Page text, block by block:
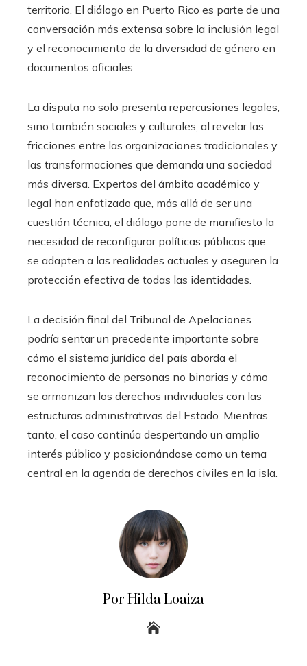
territorio. El diálogo en Puerto Rico es parte de una
conversación más extensa sobre la inclusión legal
y el reconocimiento de la diversidad de género en
documentos oficiales.
La disputa no solo presenta repercusiones legales,
sino también sociales y culturales, al revelar las
fricciones entre las organizaciones tradicionales y
las transformaciones que demanda una sociedad
más diversa. Expertos del ámbito académico y
legal han enfatizado que, más allá de ser una
cuestión técnica, el diálogo pone de manifiesto la
necesidad de reconfigurar políticas públicas que
se adapten a las realidades actuales y aseguren la
protección efectiva de todas las identidades.
La decisión final del Tribunal de Apelaciones
podría sentar un precedente importante sobre
cómo el sistema jurídico del país aborda el
reconocimiento de personas no binarias y cómo
se armonizan los derechos individuales con las
estructuras administrativas del Estado. Mientras
tanto, el caso continúa despertando un amplio
interés público y posicionándose como un tema
central en la agenda de derechos civiles en la isla.
Por Hilda Loaiza